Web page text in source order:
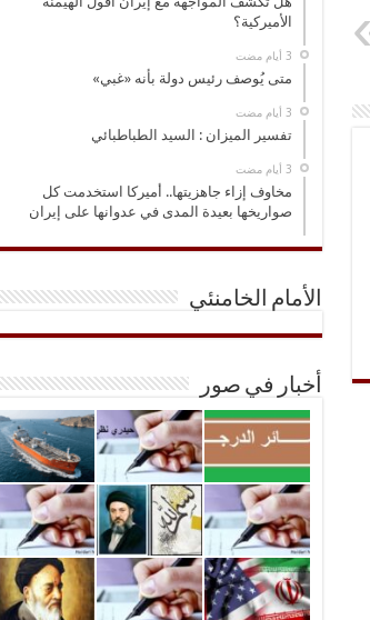
الأميركية؟
متى يُوصف رئيس دولة بأنه «غبي»
تفسير الميزان : السيد الطباطبائي
مخاوف إزاء جاهزيتها.. أميركا استخدمت كل
صواريخها بعيدة المدى في عدوانها على إيران
الأمام الخامنئي
أخبار في صور